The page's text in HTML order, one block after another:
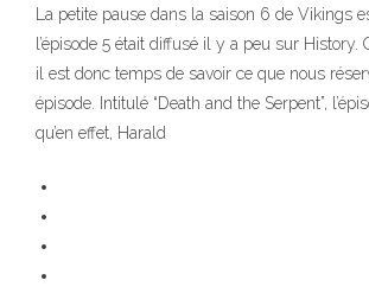
La petite pause dans la saison 6 de Vikings
l’épisode 5 était diffusé il y a peu sur History.
il est donc temps de savoir ce que nous
épisode. Intitulé “Death and the Serpent”,
qu’en effet, Harald